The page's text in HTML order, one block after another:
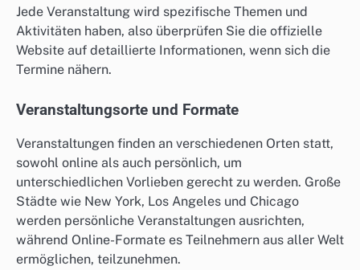
Jede Veranstaltung wird spezifische Themen und
Aktivitäten haben, also überprüfen Sie die offizielle
Website auf detaillierte Informationen, wenn sich die
Termine nähern.
Veranstaltungsorte und Formate
Veranstaltungen finden an verschiedenen Orten statt,
sowohl online als auch persönlich, um
unterschiedlichen Vorlieben gerecht zu werden. Große
Städte wie New York, Los Angeles und Chicago
werden persönliche Veranstaltungen ausrichten,
während Online-Formate es Teilnehmern aus aller Welt
ermöglichen, teilzunehmen.